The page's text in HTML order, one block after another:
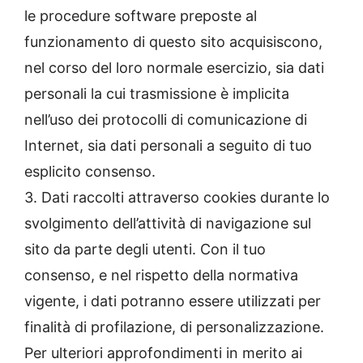
le procedure software preposte al
funzionamento di questo sito acquisiscono,
nel corso del loro normale esercizio, sia dati
personali la cui trasmissione è implicita
nell’uso dei protocolli di comunicazione di
Internet, sia dati personali a seguito di tuo
esplicito consenso.
3. Dati raccolti attraverso cookies durante lo
svolgimento dell’attività di navigazione sul
sito da parte degli utenti. Con il tuo
consenso, e nel rispetto della normativa
vigente, i dati potranno essere utilizzati per
finalità di profilazione, di personalizzazione.
Per ulteriori approfondimenti in merito ai